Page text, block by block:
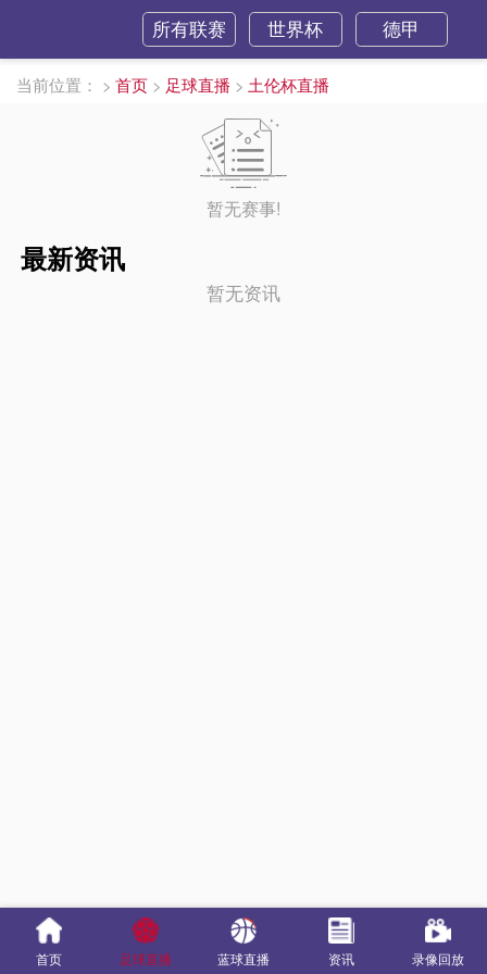
所有联赛 世界杯 德甲
当前位置： > 首页 > 足球直播 > 土伦杯直播
暂无赛事!
最新资讯
暂无资讯
首页 足球直播 蓝球直播 资讯 录像回放